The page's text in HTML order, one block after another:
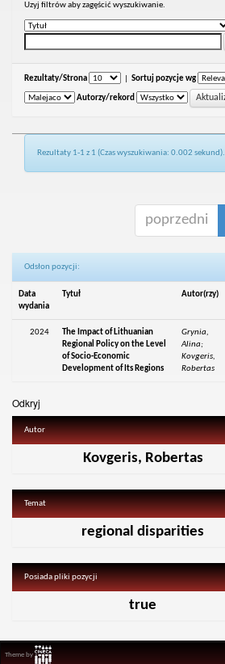
Uzyj filtrów aby zagęścić wyszukiwanie.
Rezultaty/Strona Sortuj pozycje wg
Autorzy/rekord
Rezultaty 1-1 z 1 (Czas wyszukiwania: 0.002 sekund).
poprzedni
Odsłon pozycji:
Data
wydania
Tytuł Autor(rzy)
2024
The Impact of Lithuanian
Regional Policy on the Level
of Socio-Economic
Development of Its Regions
Grynia,
Alina;
Kovgeris,
Robertas
Odkryj
Autor
Kovgeris, Robertas
Temat
regional disparities
Posiada pliki pozycji
true
Theme by